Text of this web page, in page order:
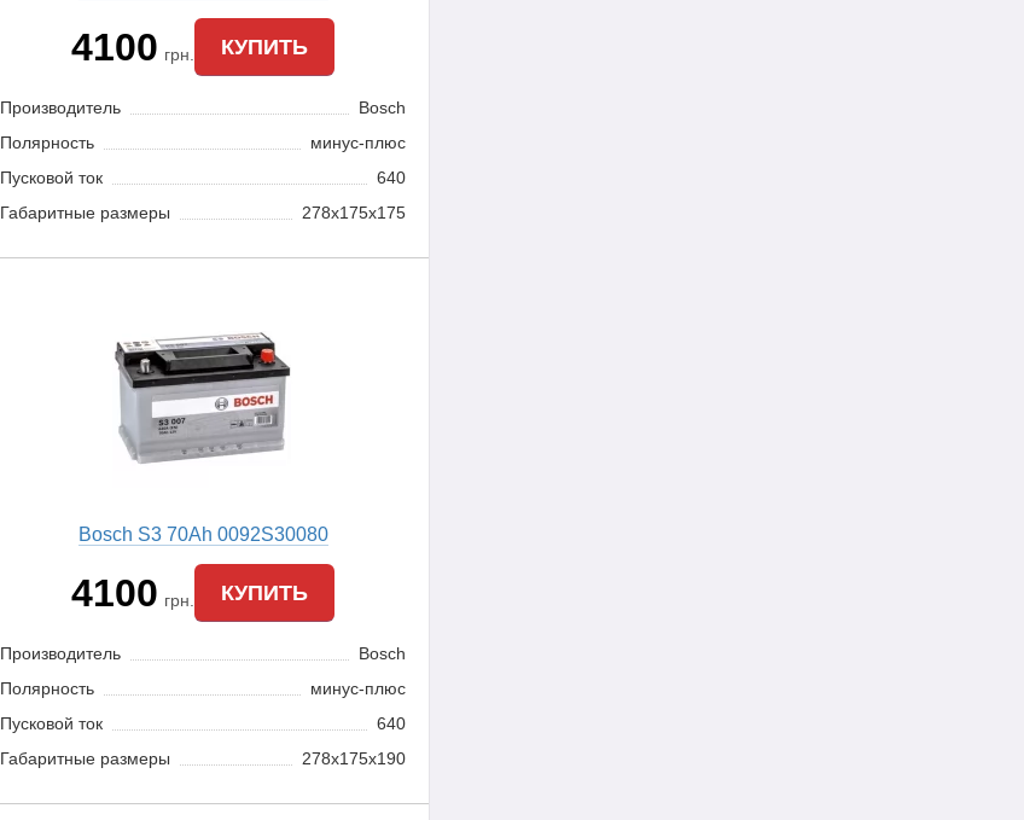
4100 грн. КУПИТЬ
Производитель
Bosch
Полярность
минус-плюс
Пусковой ток
640
Габаритные размеры
278x175x175
Bosch S3 70Ah 0092S30080
4100 грн. КУПИТЬ
Производитель
Bosch
Полярность
минус-плюс
Пусковой ток
640
Габаритные размеры
278x175x190